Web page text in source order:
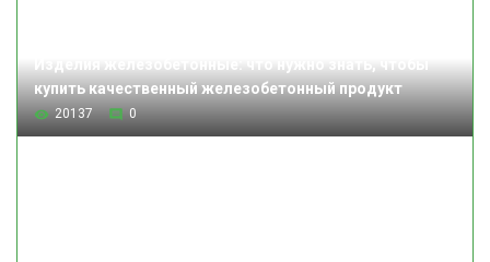
купить качественный железобетонный продукт
20137 0